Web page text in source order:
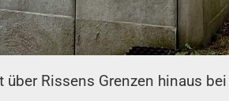
Rissens Grenzen hinaus